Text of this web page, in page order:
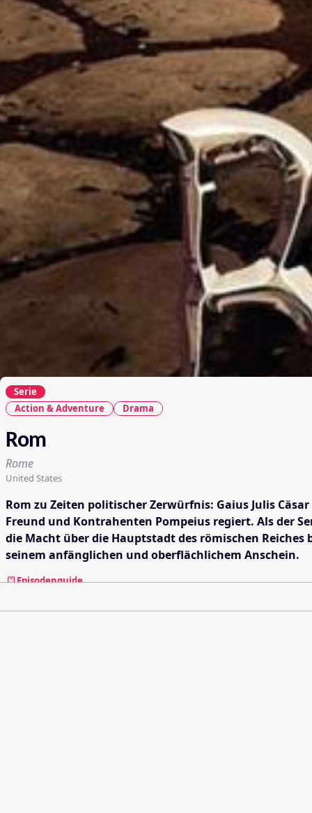
Serie
Action & Adventure
Drama
Rom
Rome
United States
Rom zu Zeiten politischer Zerwürfnis: Gaius Julis
Freund und Kontrahenten Pompeius regiert. Als der
die Macht über die Hauptstadt des römischen
seinem anfänglichen und oberflächlichem Anschein.
Episodenguide